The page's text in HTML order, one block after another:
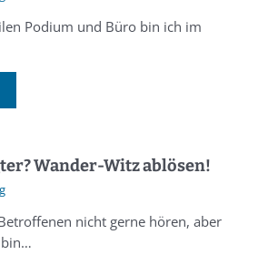
Podium und Büro bin ich im
Wander-Witz ablösen!
nicht gerne hören, aber